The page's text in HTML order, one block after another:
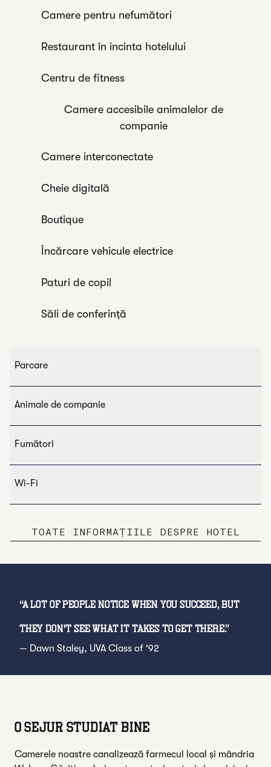
Camere pentru nefumători
Restaurant în incinta hotelului
Centru de fitness
Camere accesibile animalelor de
companie
Camere interconectate
Cheie digitală
Boutique
Încărcare vehicule electrice
Paturi de copil
Săli de conferință
Parcare
Animale de companie
Fumători
Wi-Fi
TOATE INFORMAȚIILE DESPRE HOTEL
“A lot of people notice when you succeed, but
they don't see what it takes to get there.”
— Dawn Staley, UVA Class of '92
O SEJUR STUDIAT BINE
Camerele noastre canalizează farmecul local și mândria